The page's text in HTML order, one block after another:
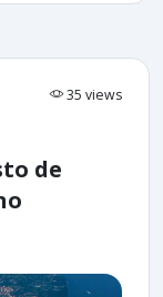
35 views
de